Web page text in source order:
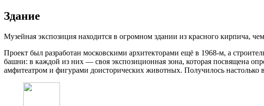
Здание
Музейная экспозиция находится в огромном здании из красного кирпича,
Проект был разработан московскими архитекторами ещё в 1968-м, а
башни: в каждой из них — своя экспозиционная зона, которая посвящена
амфитеатром и фигурами доисторических животных. Получилось